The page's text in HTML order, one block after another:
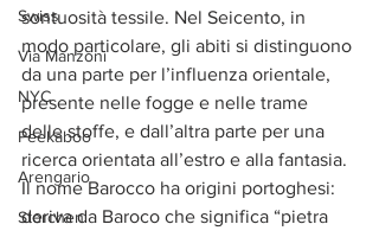
Swiss
Via Manzoni
NYC
Peekaboo
Arengario
Storchen
sontuosità tessile. Nel Seicento, in
modo particolare, gli abiti si distinguono
da una parte per l’influenza orientale,
presente nelle fogge e nelle trame
delle stoffe, e dall’altra parte per una
ricerca orientata all’estro e alla fantasia.
Il nome Barocco ha origini portoghesi:
deriva da Baroco che significa “pietra